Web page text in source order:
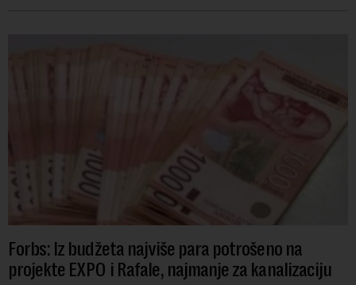
Forbs: Iz budžeta najviše para potrošeno na
projekte EXPO i Rafale, najmanje za kanalizaciju